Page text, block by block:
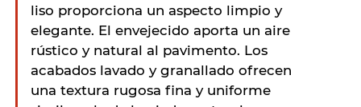
liso proporciona un aspecto limpio y
elegante. El envejecido aporta un aire
rústico y natural al pavimento. Los
acabados lavado y granallado ofrecen
una textura rugosa fina y uniforme